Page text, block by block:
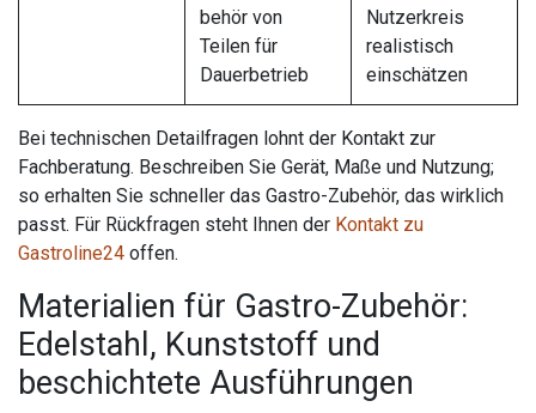
behör von
Teilen für
Dauerbetrieb
Nutzerkreis
realistisch
einschätzen
Bei technischen Detailfragen lohnt der Kontakt zur
Fachberatung. Beschreiben Sie Gerät, Maße und Nutzung;
so erhalten Sie schneller das Gastro-Zubehör, das wirklich
passt. Für Rückfragen steht Ihnen der Kontakt zu
Gastroline24 offen.
Materialien für Gastro-Zubehör:
Edelstahl, Kunststoff und
beschichtete Ausführungen